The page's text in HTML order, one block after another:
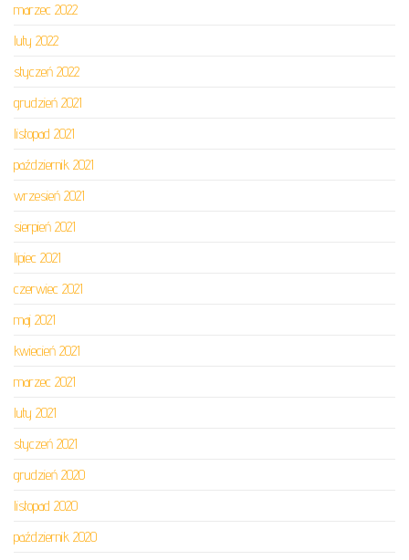
marzec 2022
luty 2022
styczeń 2022
grudzień 2021
listopad 2021
październik 2021
wrzesień 2021
sierpień 2021
lipiec 2021
czerwiec 2021
maj 2021
kwiecień 2021
marzec 2021
luty 2021
styczeń 2021
grudzień 2020
listopad 2020
październik 2020